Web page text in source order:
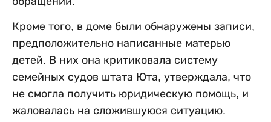
Кроме того, в доме были обнаружены записи,
предположительно написанные матерью
детей. В них она критиковала систему
семейных судов штата Юта, утверждала, что
не смогла получить юридическую помощь, и
жаловалась на сложившуюся ситуацию.